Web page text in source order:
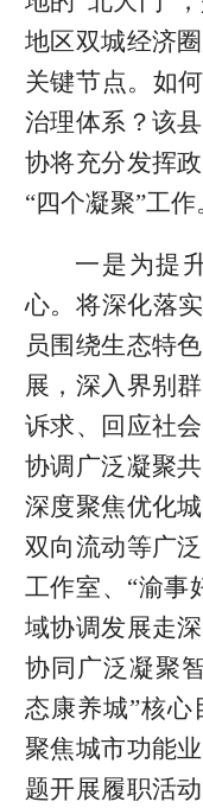
地区双城经济
关键节点。如
治理体系？该
协将充分发挥
“四个凝聚”工作
一是为提
心。将深化落
员围绕生态特
展，深入界别
诉求、回应社
协调广泛凝聚
深度聚焦优化
双向流动等广
工作室、“渝事
域协调发展走
协同广泛凝聚
态康养城”核心
聚焦城市功能
题开展履职活